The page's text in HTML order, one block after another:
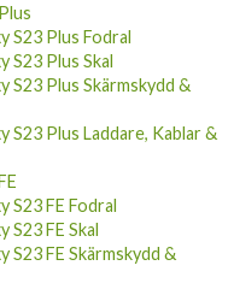
S23 Plus Fodral
S23 Plus Skal
S23 Plus Skärmskydd &
S23 Plus Laddare, Kablar &
S23 FE Fodral
S23 FE Skal
S23 FE Skärmskydd &